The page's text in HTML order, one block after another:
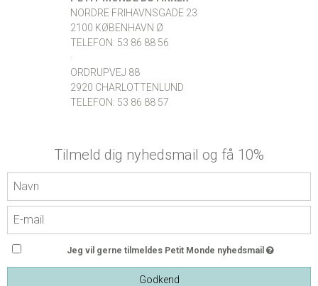
NORDRE FRIHAVNSGADE 23
2100 KØBENHAVN Ø
TELEFON: 53 86 88 56
·
ORDRUPVEJ 88
2920 CHARLOTTENLUND
TELEFON: 53 86 88 57
Tilmeld dig nyhedsmail og få 10%
Jeg vil gerne tilmeldes Petit Monde nyhedsmail
Godkend